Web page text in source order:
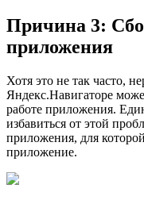
Причина 3:
приложения
Хотя это не так часто,
Яндекс.Навигаторе
работе приложения.
избавиться от этой
приложения, для
приложение.